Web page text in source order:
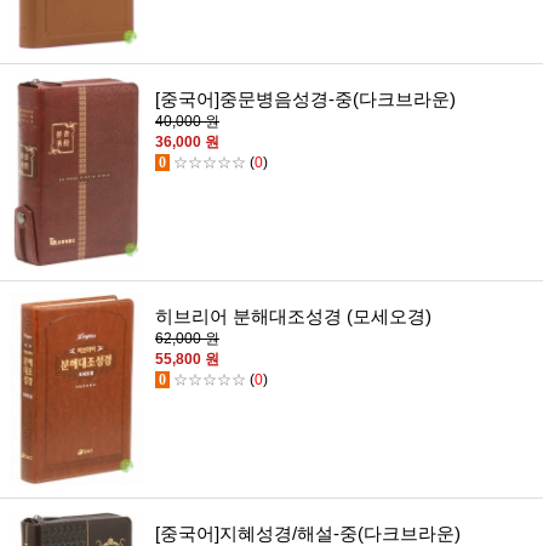
[중국어]중문병음성경-중(다크브라운)
40,000 원
36,000 원
0 ☆☆☆☆☆ (0)
히브리어 분해대조성경 (모세오경)
62,000 원
55,800 원
0 ☆☆☆☆☆ (0)
[중국어]지혜성경/해설-중(다크브라운)